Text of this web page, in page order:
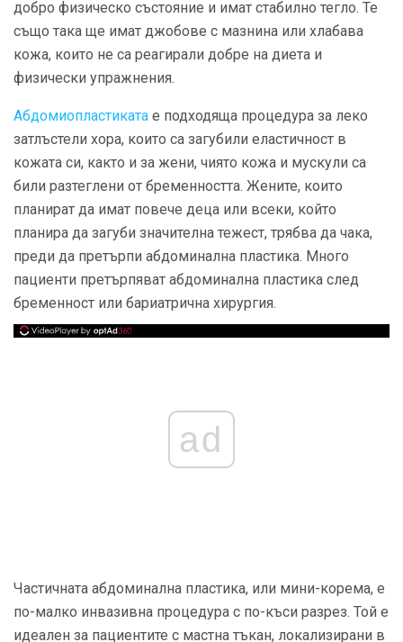
добро физическо състояние и имат стабилно тегло. Те
също така ще имат джобове с мазнина или хлабава
кожа, които не са реагирали добре на диета и
физически упражнения.
Абдомиопластиката е подходяща процедура за леко
затлъстели хора, които са загубили еластичност в
кожата си, както и за жени, чиято кожа и мускули са
били разтеглени от бременността. Жените, които
планират да имат повече деца или всеки, който
планира да загуби значителна тежест, трябва да чака,
преди да претърпи абдоминална пластика. Много
пациенти претърпяват абдоминална пластика след
бременност или бариатрична хирургия.
ad
Частичната абдоминална пластика, или мини-корема, е
по-малко инвазивна процедура с по-къси разрез. Той е
идеален за пациентите с мастна тъкан, локализирани в